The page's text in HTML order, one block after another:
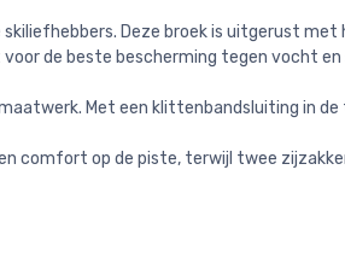
Deze broek is uitgerust
de beste bescherming tegen vocht en
Met een klittenbandsluiting in
comfort op de piste, terwijl twee